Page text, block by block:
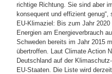
richtige Richtung. Sie sind aber
konsequent und effizient
EU-Klimaziel: Bis zum Jahr 2020
Energien am Energieverbrauch
Schweden bereits im Jahr 2015
übertroffen. Laut Climate Action
Deutschland auf der
EU-Staaten. Die Liste wird